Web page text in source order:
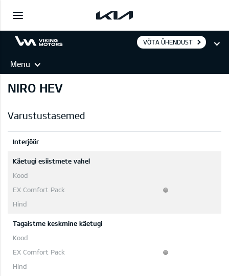
VÕTA ÜHENDUST
Menu
NIRO HEV
Varustustasemed
Interjöör
Käetugi esiistmete vahel
Tagaistme keskmine käetugi